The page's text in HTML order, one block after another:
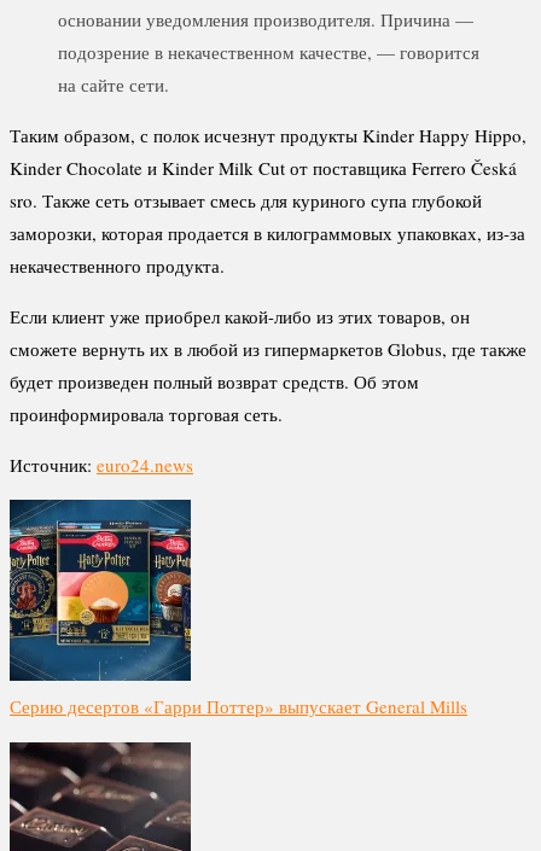
основании уведомления производителя. Причина —
подозрение в некачественном качестве, — говорится
на сайте сети.
Таким образом, с полок исчезнут продукты Kinder Happy Hippo,
Kinder Chocolate и Kinder Milk Cut от поставщика Ferrero Česká
sro. Также сеть отзывает смесь для куриного супа глубокой
заморозки, которая продается в килограммовых упаковках, из-за
некачественного продукта.
Если клиент уже приобрел какой-либо из этих товаров, он
сможете вернуть их в любой из гипермаркетов Globus, где также
будет произведен полный возврат средств. Об этом
проинформировала торговая сеть.
Источник: euro24.news
Серию десертов «Гарри Поттер» выпускает General Mills